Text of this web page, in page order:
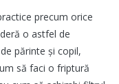
precum orice
o astfel de
părinte şi copil,
să faci o friptură